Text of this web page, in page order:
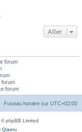
Aller
forum
forum
forum
Fuseau horaire sur UTC+02:00
phpBB Limited
Qiaeru